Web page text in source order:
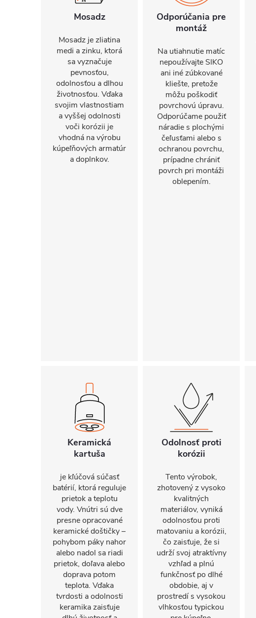
Mosadz
Mosadz je zliatina
medi a zinku, ktorá
sa vyznačuje
pevnosťou,
odolnosťou a dlhou
životnosťou. Vďaka
svojim vlastnostiam
a vyššej odolnosti
voči korózii je
vhodná na výrobu
kúpeľňových armatúr
a doplnkov.
Odporúčania pre
montáž
Na utiahnutie matíc
nepoužívajte SIKO
ani iné zúbkované
kliešte, pretože
môžu poškodiť
povrchovú úpravu.
Odporúčame použiť
náradie s plochými
čeľusťami alebo s
ochranou povrchu,
prípadne chrániť
povrch pri montáži
oblepením.
Keramická
kartuša
je kľúčová súčasť
batérií, ktorá reguluje
prietok a teplotu
vody. Vnútri sú dve
presne opracované
keramické doštičky –
pohybom páky nahor
alebo nadol sa riadi
prietok, doľava alebo
doprava potom
teplota. Vďaka
tvrdosti a odolnosti
keramika zaisťuje
Odolnosť proti
korózii
Tento výrobok,
zhotovený z vysoko
kvalitných
materiálov, vyniká
odolnosťou proti
matovaniu a korózii,
čo zaisťuje, že si
udrží svoj atraktívny
vzhľad a plnú
funkčnosť po dlhé
obdobie, aj v
prostredí s vysokou
vlhkosťou typickou